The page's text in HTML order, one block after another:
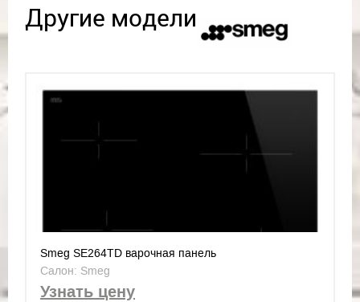
Другие модели
Smeg SE264TD варочная панель
Салон: Smeg
Узнать цену